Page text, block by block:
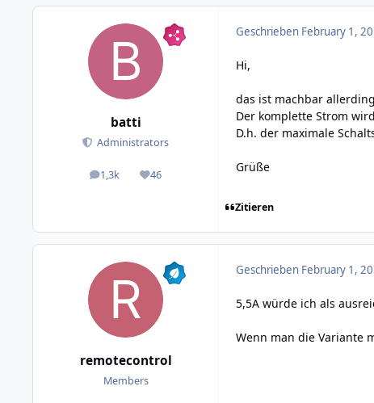
batti
Administrators
1,3k
posts 46
Reputation
Geschrieben February 1,
Hi,
das ist machbar
Der komplette Strom
D.h. der maximale
Grüße
Zitieren
remotecontrol
Members
Geschrieben February 1,
5,5A würde ich als
Wenn man die Variante